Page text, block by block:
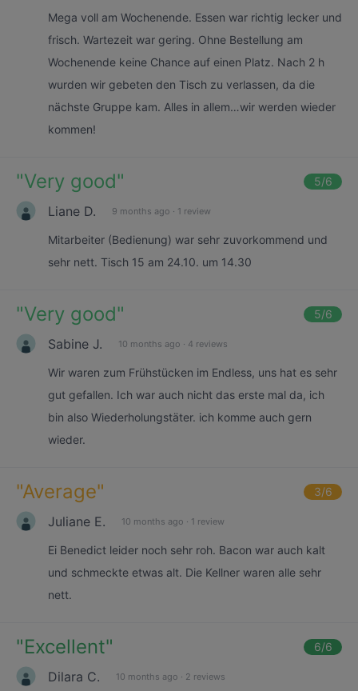
Mega voll am Wochenende. Essen war richtig lecker und
frisch. Wartezeit war gering. Ohne Bestellung am
Wochenende keine Chance auf einen Platz. Nach 2 h
wurden wir gebeten den Tisch zu verlassen, da die
nächste Gruppe kam. Alles in allem…wir werden wieder
kommen!
"Very good" 5/6
Liane D. 9 months ago · 1 review
Mitarbeiter (Bedienung) war sehr zuvorkommend und
sehr nett. Tisch 15 am 24.10. um 14.30
"Very good" 5/6
Sabine J. 10 months ago · 4 reviews
Wir waren zum Frühstücken im Endless, uns hat es sehr
gut gefallen. Ich war auch nicht das erste mal da, ich
bin also Wiederholungstäter. ich komme auch gern
wieder.
"Average" 3/6
Juliane E. 10 months ago · 1 review
Ei Benedict leider noch sehr roh. Bacon war auch kalt
und schmeckte etwas alt. Die Kellner waren alle sehr
nett.
"Excellent" 6/6
Dilara C. 10 months ago · 2 reviews